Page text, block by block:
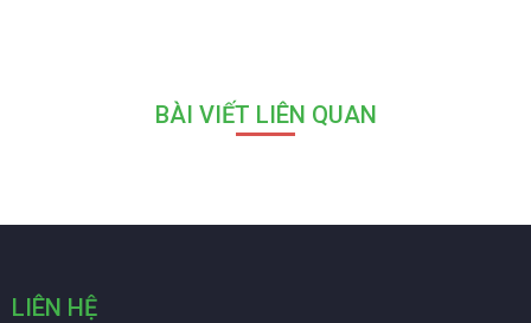
BÀI VIẾT LIÊN QUAN
LIÊN HỆ